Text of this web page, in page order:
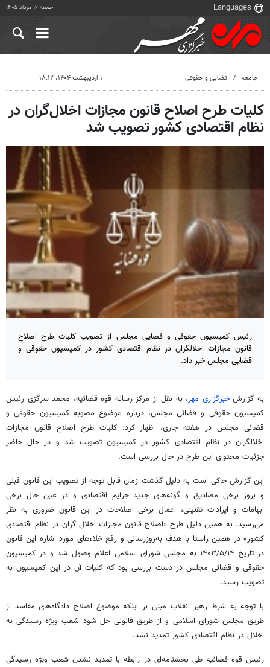
جمعه ۱۶ مرداد ۱۴۰۵
جامعه قضایی و حقوقی ۱ اردیبهشت ۱۴۰۴، ۱۸:۱۲
کلیات طرح اصلاح قانون مجازات اخلال‌گران در
نظام اقتصادی کشور تصویب شد
رئیس کمیسیون حقوقی و قضایی مجلس از تصویب کلیات طرح اصلاح
قانون مجازات اخلالگران در نظام اقتصادی کشور در کمیسیون حقوقی و
قضایی مجلس خبر داد.
به گزارشخبرگزاری مهر، به نقل از مرکز رسانه قوه قضائیه، محمدسرگزی رئیس
کمیسیون حقوقی و قضائی مجلس، درباره موضوع مصوبه کمیسیون حقوقی و
قضائی مجلس در هفته جاری، اظهار کرد: کلیات طرح اصلاح قانون مجازات
اخلالگران در نظام اقتصادی کشور در کمیسیون تصویب شد و در حال حاضر
جزئیات محتوای این طرح در حال بررسی است.
این گزارش حاکی است به دلیل گذشت زمان قابل توجه از تصویب این قانون قبلی
و بروز برخی مصادیق و گونه‌های جدید جرایم اقتصادی و در عین حال برخی
ابهامات و ایرادات تقنینی، اعمال برخی اصلاحات در این قانون ضروری به نظر
می‌رسید. به همین دلیل طرح «اصلاح قانون مجازات اخلال گران در نظام اقتصادی
کشور» در همین راستا با هدف به‌روزرسانی و رفع خلاء‌های مورد اشاره این قانون
در تاریخ ۱۴۰۳/۵/۱۴ به مجلس شورای اسلامی اعلام وصول شد و در کمیسیون
حقوقی و قضائی مجلس در دست بررسی بود که کلیات آن در این کمیسیون به
تصویب رسید.
با توجه به شرط رهبر انقلاب مبنی بر اینکه موضوع اصلاح دادگاه‌های مفاسد از
طریق مجلس شورای اسلامی و از طریق قانونی حل شود شعب ویژه رسیدگی به
اخلال در نظام اقتصادی کشور تمدید نشد.
رئیس قوه قضائیه طی بخشنامه‌ای در رابطه با تمدید نشدن شعب ویژه رسیدگی